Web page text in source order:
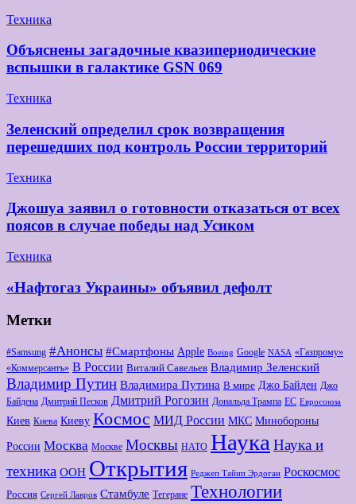
Техника
Объяснены загадочные квазипериодические
вспышки в галактике GSN 069
Техника
Зеленский определил срок возвращения
перешедших под контроль России территорий
Техника
Джошуа заявил о готовности отказаться от всех
поясов в случае победы над Усиком
Техника
«Нафтогаз Украины» объявил дефолт
Метки
#Samsung #Анонсы #Смартфоны Apple Boeing Google NASA «Газпрому»
«Коммерсантъ» В России Виталий Савельев Владимир Зеленский
Владимир Путин Владимира Путина В мире Джо Байден Джо
Байдена Дмитрий Песков Дмитрий Рогозин Дональда Трампа ЕС Евросоюза
Киев Киева Киеву Космос МИД России МКС Минобороны
России Москва Москве Москвы НАТО Наука Наука и
техника ООН Открытия Реджеп Тайип Эрдоган Роскосмос
Россия Сергей Лавров Стамбуле Тегеране Технологии